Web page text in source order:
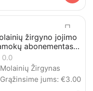
žirgyno jojimo
abonementas
dienų)
0.0
Molainių Žirgynas
Grąžinsime jums: €3.00